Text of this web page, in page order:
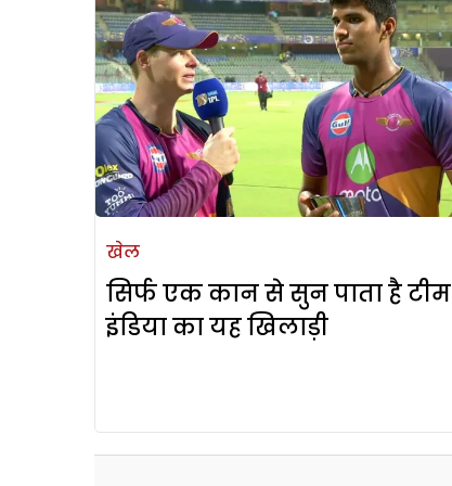
खेल
सिर्फ एक कान से सुन पाता है टीम
इंडिया का यह खिलाड़ी